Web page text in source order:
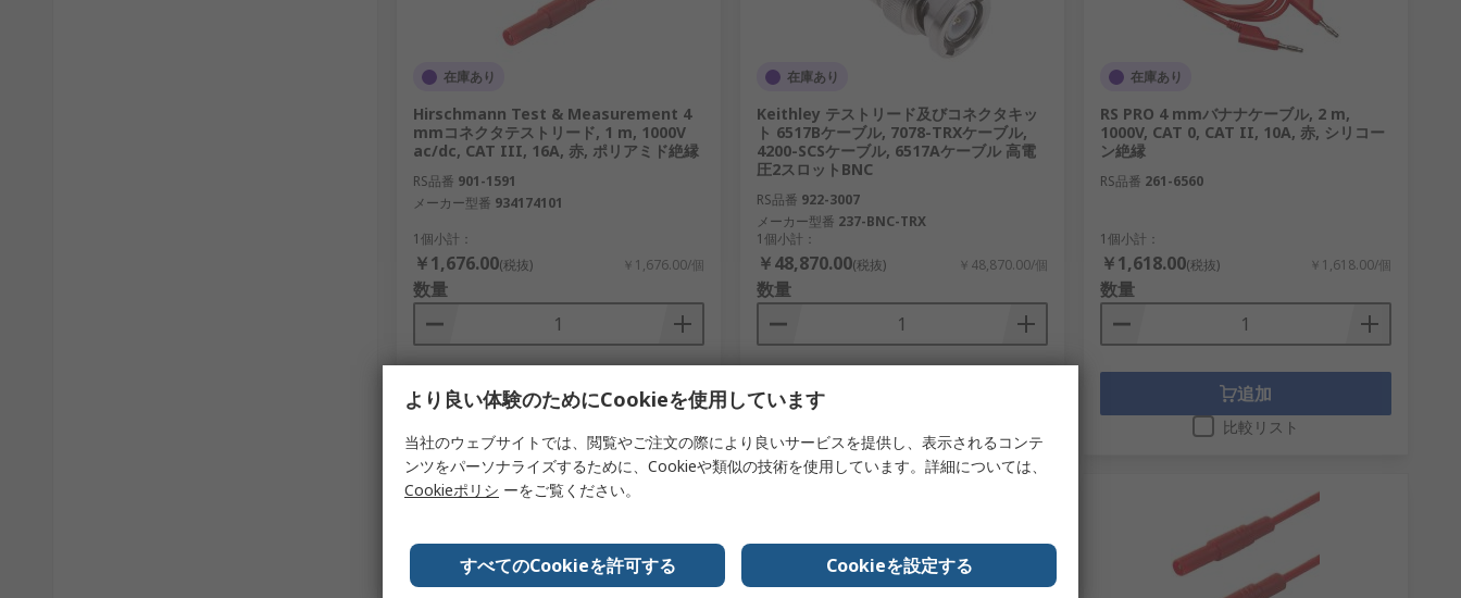
在庫あり
Hirschmann Test & Measurement 4
mmコネクタテストリード, 1 m, 1000V
ac/dc, CAT III, 16A, 赤, ポリアミド絶縁
RS品番 901-1591
メーカー型番 934174101
1個小計：
￥1,676.00(税抜) ￥1,676.00/個
数量
追加
在庫あり
Keithley テストリード及びコネクタキッ
ト 6517Bケーブル, 7078-TRXケーブル,
4200-SCSケーブル, 6517Aケーブル 高電
圧2スロットBNC
RS品番 922-3007
メーカー型番 237-BNC-TRX
1個小計：
￥48,870.00(税抜) ￥48,870.00/個
数量
在庫あり
RS PRO 4 mmバナナケーブル, 2 m,
1000V, CAT 0, CAT II, 10A, 赤, シリコー
ン絶縁
RS品番 261-6560
1個小計：
￥1,618.00(税抜) ￥1,618.00/個
数量
追加
比較リスト
より良い体験のためにCookieを使用しています
当社のウェブサイトでは、閲覧やご注文の際により良いサービスを提供し、表示されるコンテ
ンツをパーソナライズするために、Cookieや類似の技術を使用しています。詳細については、
Cookieポリシ ーをご覧ください。
すべてのCookieを許可する Cookieを設定する